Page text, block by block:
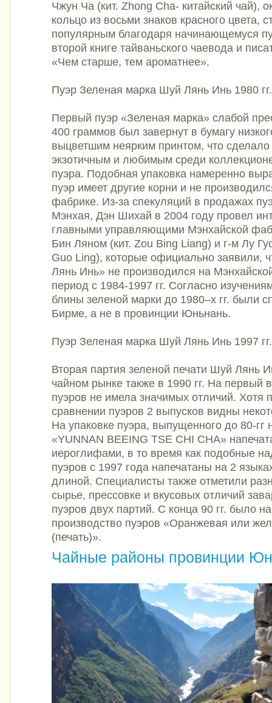
Чжун Ча (кит. Zhong Cha- китайский чай),
кольцо из восьми знаков красного цвета,
популярным благодаря начинающемуся
второй книге тайваньского чаевода и
«Чем старше, тем ароматнее».
Пуэр Зеленая марка Шуй Лянь Инь 1980 гг.
Первый пуэр «Зеленая марка» слабой
400 граммов был завернут в бумагу
выцветшим неярким принтом, что
экзотичным и любимым среди
пуэра. Подобная упаковка намеренно
пуэр имеет другие корни и не
фабрике. Из-за спекуляций в продажах
Мэнхая, Дэн Шихай в 2004 году провел
главными управляющими Мэнхайской
Бин Ляном (кит. Zou Bing Liang) и г-м Лу
Guo Ling), которые официально заявили,
Лянь Инь» не производился на
период с 1984-1997 гг. Согласно
блины зеленой марки до 1980–х гг. были
Бирме, а не в провинции Юньнань.
Пуэр Зеленая марка Шуй Лянь Инь 1997 гг.
Вторая партия зеленой печати Шуй Лянь
чайном рынке также в 1990 гг. На первый
пуэров не имела значимых отличий. Хотя
сравнении пуэров 2 выпусков видны
На упаковке пуэра, выпущенного до 80-гг
«YUNNAN BEEING TSE CHI CHA»
иероглифами, в то время как подобные
пуэров с 1997 года напечатаны на 2
длиной. Специалисты также отметили
сырье, прессовке и вкусовых отличий
пуэров двух партий. С конца 90 гг. было
производство пуэров «Оранжевая или
(печать)».
Чайные районы провинции